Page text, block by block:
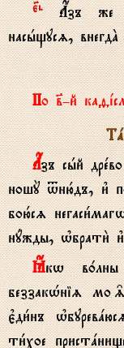
є7i.Ѓзъ же
насhщусz,
По в7-й
Ѓзъ сhй дрeво непл0дное гDи, ўмилeніz плодA не
ношY tню1дъ, и3
бою1сz
нyжды, њбрати2
Ћкw в0лны морск‡z на мS возстaша
беззакHніz
є3ди1нъ
ти1хое